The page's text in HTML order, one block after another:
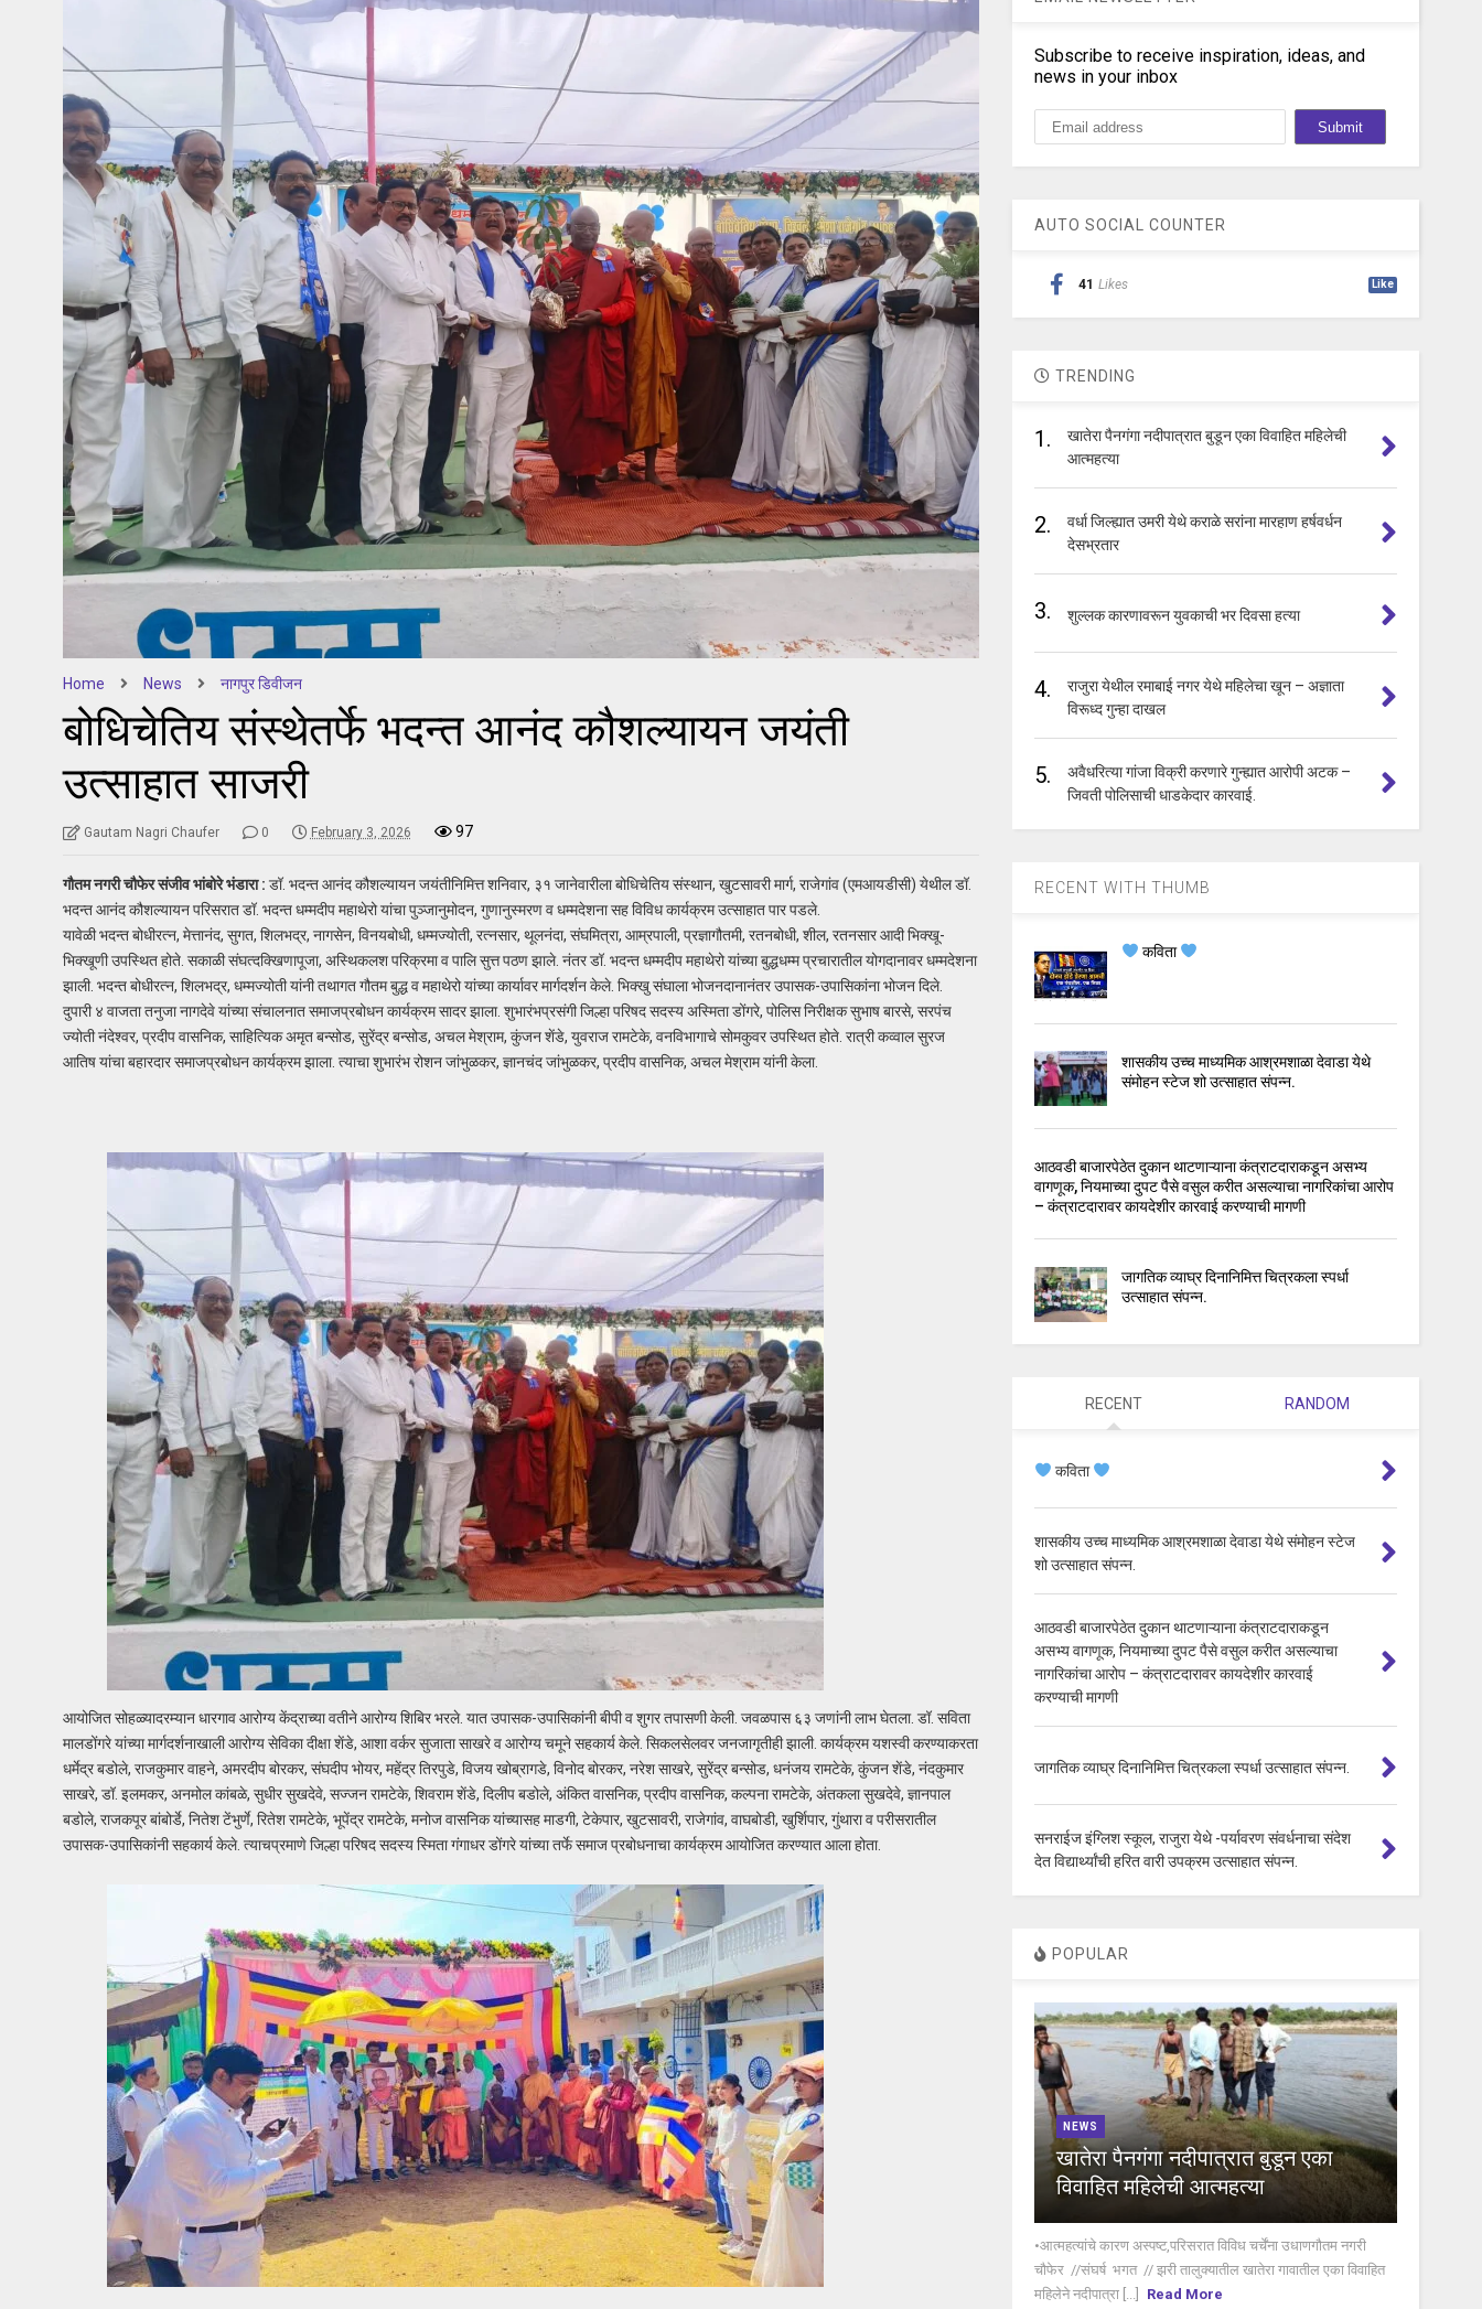
Home News नागपुर डिवीजन
बोधिचेतिय संस्थेतर्फे भदन्त आनंद कौशल्यायन जयंती
उत्साहात साजरी
Gautam Nagri Chaufer 0 February 3, 2026 97
गौतम नगरी चौफेर संजीव भांबोरे भंडारा : डॉ. भदन्त आनंद कौशल्यायन जयंतीनिमित्त शनिवार, ३१ जानेवारीला बोधिचेतिय संस्थान, खुटसावरी मार्ग, राजेगांव (एमआयडीसी) येथील डॉ.
भदन्त आनंद कौशल्यायन परिसरात डॉ. भदन्त धम्मदीप महाथेरो यांचा पुञ्जानुमोदन, गुणानुस्मरण व धम्मदेशना सह विविध कार्यक्रम उत्साहात पार पडले.
यावेळी भदन्त बोधीरत्न, मेत्तानंद, सुगत, शिलभद्र, नागसेन, विनयबोधी, धम्मज्योती, रत्नसार, थूलनंदा, संघमित्रा, आम्रपाली, प्रज्ञागौतमी, रतनबोधी, शील, रतनसार आदी भिक्खू-
भिक्खूणी उपस्थित होते. सकाळी संघत्दक्खिणापूजा, अस्थिकलश परिक्रमा व पालि सुत्त पठण झाले. नंतर डॉ. भदन्त धम्मदीप महाथेरो यांच्या बुद्धधम्म प्रचारातील योगदानावर धम्मदेशना
झाली. भदन्त बोधीरत्न, शिलभद्र, धम्मज्योती यांनी तथागत गौतम बुद्ध व महाथेरो यांच्या कार्यावर मार्गदर्शन केले. भिक्खु संघाला भोजनदानानंतर उपासक-उपासिकांना भोजन दिले.
दुपारी ४ वाजता तनुजा नागदेवे यांच्या संचालनात समाजप्रबोधन कार्यक्रम सादर झाला. शुभारंभप्रसंगी जिल्हा परिषद सदस्य अस्मिता डोंगरे, पोलिस निरीक्षक सुभाष बारसे, सरपंच
ज्योती नंदेश्वर, प्रदीप वासनिक, साहित्यिक अमृत बन्सोड, सुरेंद्र बन्सोड, अचल मेश्राम, कुंजन शेंडे, युवराज रामटेके, वनविभागाचे सोमकुवर उपस्थित होते. रात्री कव्वाल सुरज
आतिष यांचा बहारदार समाजप्रबोधन कार्यक्रम झाला. त्याचा शुभारंभ रोशन जांभुळकर, ज्ञानचंद जांभुळकर, प्रदीप वासनिक, अचल मेश्राम यांनी केला.
आयोजित सोहळ्यादरम्यान धारगाव आरोग्य केंद्राच्या वतीने आरोग्य शिबिर भरले. यात उपासक-उपासिकांनी बीपी व शुगर तपासणी केली. जवळपास ६३ जणांनी लाभ घेतला. डॉ. सविता
मालडोंगरे यांच्या मार्गदर्शनाखाली आरोग्य सेविका दीक्षा शेंडे, आशा वर्कर सुजाता साखरे व आरोग्य चमूने सहकार्य केले. सिकलसेलवर जनजागृतीही झाली. कार्यक्रम यशस्वी करण्याकरता
धर्मेद्र बडोले, राजकुमार वाहने, अमरदीप बोरकर, संघदीप भोयर, महेंद्र तिरपुडे, विजय खोब्रागडे, विनोद बोरकर, नरेश साखरे, सुरेंद्र बन्सोड, धनंजय रामटेके, कुंजन शेंडे, नंदकुमार
साखरे, डॉ. इलमकर, अनमोल कांबळे, सुधीर सुखदेवे, सज्जन रामटेके, शिवराम शेंडे, दिलीप बडोले, अंकित वासनिक, प्रदीप वासनिक, कल्पना रामटेके, अंतकला सुखदेवे, ज्ञानपाल
बडोले, राजकपूर बांबोर्डे, नितेश टेंभुर्णे, रितेश रामटेके, भूपेंद्र रामटेके, मनोज वासनिक यांच्यासह माडगी, टेकेपार, खुटसावरी, राजेगांव, वाघबोडी, खुर्शिपार, गुंथारा व परीसरातील
उपासक-उपासिकांनी सहकार्य केले. त्याचप्रमाणे जिल्हा परिषद सदस्य स्मिता गंगाधर डोंगरे यांच्या तर्फे समाज प्रबोधनाचा कार्यक्रम आयोजित करण्यात आला होता.
Subscribe to receive inspiration, ideas, and
news in your inbox
AUTO SOCIAL COUNTER
41 Likes Like
TRENDING
1.
खातेरा पैनगंगा नदीपात्रात बुडून एका विवाहित महिलेची
आत्महत्या
2.
वर्धा जिल्ह्यात उमरी येथे कराळे सरांना मारहाण हर्षवर्धन
देसभ्रतार
3. शुल्लक कारणावरून युवकाची भर दिवसा हत्या
4.
राजुरा येथील रमाबाई नगर येथे महिलेचा खून – अज्ञाता
विरूध्द गुन्हा दाखल
5.
अवैधरित्या गांजा विक्री करणारे गुन्ह्यात आरोपी अटक –
जिवती पोलिसाची धाडकेदार कारवाई.
RECENT WITH THUMB
कविता
शासकीय उच्च माध्यमिक आश्रमशाळा देवाडा येथे
संमोहन स्टेज शो उत्साहात संपन्न.
आठवडी बाजारपेठेत दुकान थाटणाऱ्याना कंत्राटदाराकडून असभ्य
वागणूक, नियमाच्या दुपट पैसे वसुल करीत असल्याचा नागरिकांचा आरोप
– कंत्राटदारावर कायदेशीर कारवाई करण्याची मागणी
जागतिक व्याघ्र दिनानिमित्त चित्रकला स्पर्धा
उत्साहात संपन्न.
RECENT RANDOM
कविता
शासकीय उच्च माध्यमिक आश्रमशाळा देवाडा येथे संमोहन स्टेज
शो उत्साहात संपन्न.
आठवडी बाजारपेठेत दुकान थाटणाऱ्याना कंत्राटदाराकडून
असभ्य वागणूक, नियमाच्या दुपट पैसे वसुल करीत असल्याचा
नागरिकांचा आरोप – कंत्राटदारावर कायदेशीर कारवाई
करण्याची मागणी
जागतिक व्याघ्र दिनानिमित्त चित्रकला स्पर्धा उत्साहात संपन्न.
सनराईज इंग्लिश स्कूल, राजुरा येथे -पर्यावरण संवर्धनाचा संदेश
देत विद्यार्थ्यांची हरित वारी उपक्रम उत्साहात संपन्न.
POPULAR
NEWS
खातेरा पैनगंगा नदीपात्रात बुडून एका
विवाहित महिलेची आत्महत्या
•आत्महत्यांचे कारण अस्पष्ट,परिसरात विविध चर्चेंना उधाणगौतम नगरी
चौफेर //संघर्ष भगत // झरी तालुक्यातील खातेरा गावातील एका विवाहित
महिलेने नदीपात्रा [...]
Read More